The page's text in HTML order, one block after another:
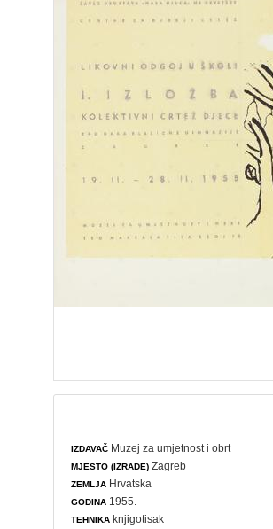
IZDAVAČ Muzej za umjetnost i obrt
MJESTO (IZRADE) Zagreb
ZEMLJA Hrvatska
GODINA 1955.
TEHNIKA knjigotisak